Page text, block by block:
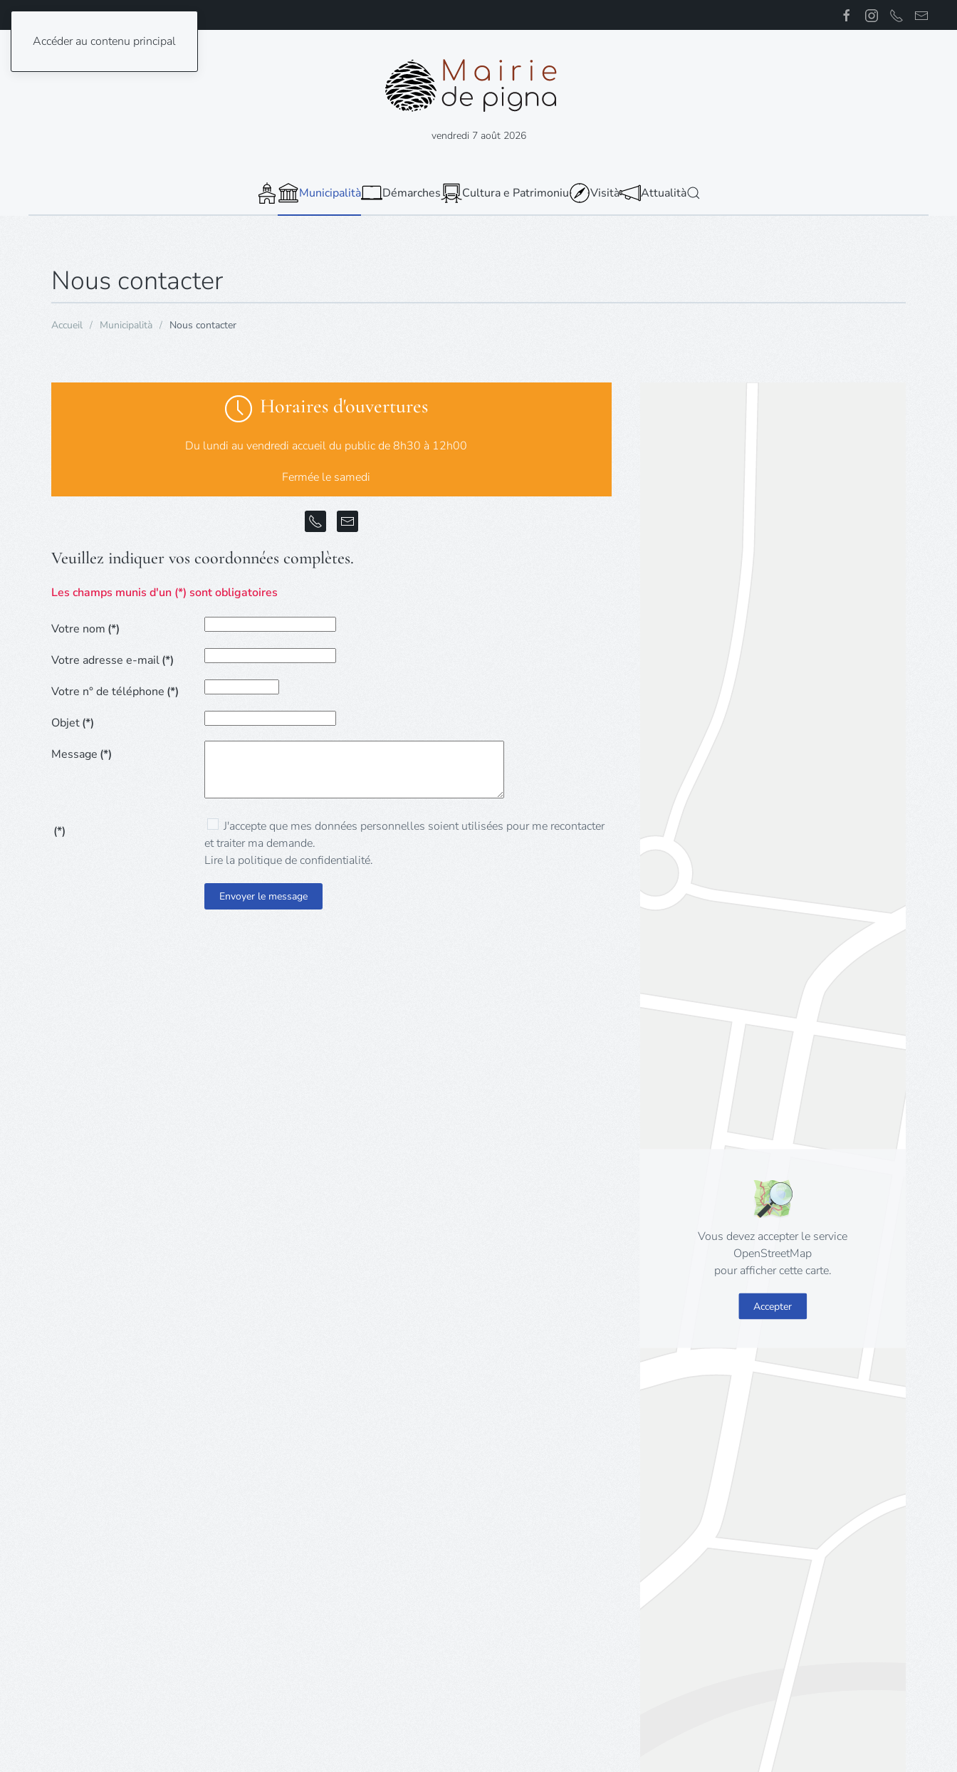
Accéder au contenu principal
vendredi 7 août 2026
Municipalità Démarches Cultura e Patrimoniu Visità Attualità
Nous contacter
Accueil Municipalità Nous contacter
Horaires d'ouvertures
Du lundi au vendredi accueil du public de 8h30 à 12h00
Fermée le samedi
Veuillez indiquer vos coordonnées complètes.
Les champs munis d'un (*) sont obligatoires
Votre nom (*)
Votre adresse e-mail(*)
Votre n° de téléphone (*)
Objet(*)
Message (*)
(*)
et traiter ma demande.
Lire la politique de confidentialité.
Envoyer le message
Vous devez accepter le service
OpenStreetMap
pour afficher cette carte.
Accepter